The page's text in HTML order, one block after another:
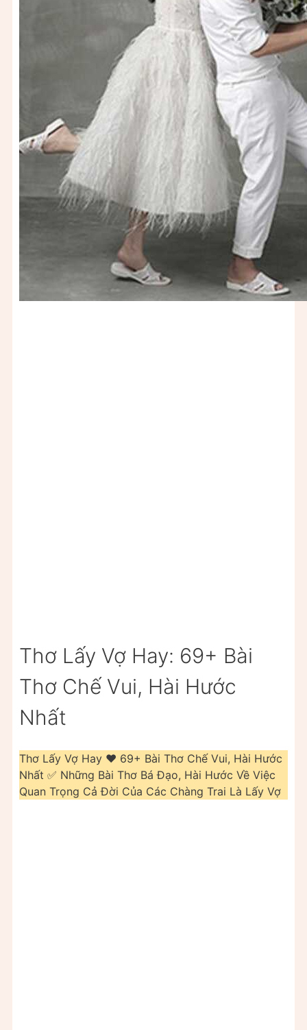
Thơ Lấy Vợ Hay: 69+ Bài
Thơ Chế Vui, Hài Hước
Nhất
Thơ Lấy Vợ Hay ❤️️ 69+ Bài Thơ Chế Vui, Hài Hước
Nhất ✅ Những Bài Thơ Bá Đạo, Hài Hước Về Việc
Quan Trọng Cả Đời Của Các Chàng Trai Là Lấy Vợ